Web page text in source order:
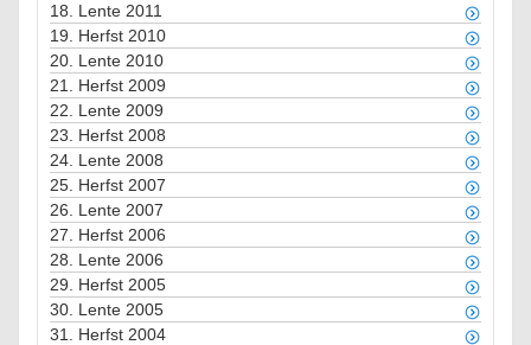
18. Lente 2011
19. Herfst 2010
20. Lente 2010
21. Herfst 2009
22. Lente 2009
23. Herfst 2008
24. Lente 2008
25. Herfst 2007
26. Lente 2007
27. Herfst 2006
28. Lente 2006
29. Herfst 2005
30. Lente 2005
31. Herfst 2004